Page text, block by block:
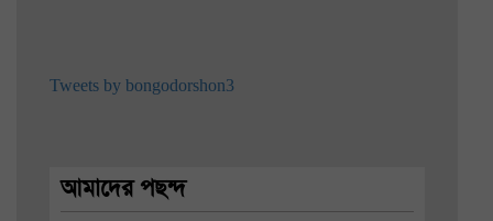
Tweets by bongodorshon3
আমাদের পছন্দ